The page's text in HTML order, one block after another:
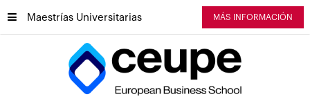
Maestrías Universitarias MÁS INFORMACIÓN